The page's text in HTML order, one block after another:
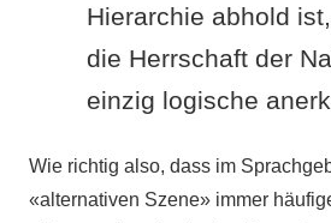
Hierarchie abhold
die Herrschaft der
einzig logische
Wie richtig also, dass im
«alternativen Szene» immer